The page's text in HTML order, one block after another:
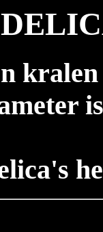
kralen